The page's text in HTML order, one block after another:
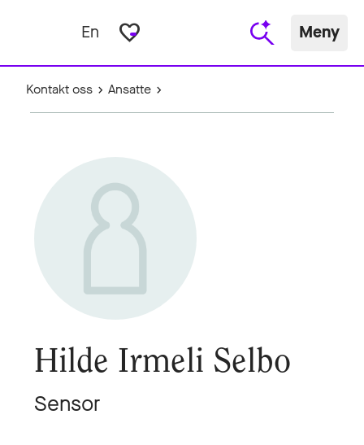
En favorite_border Meny
Kontakt oss Ansatte
Hilde Irmeli Selbo
Sensor